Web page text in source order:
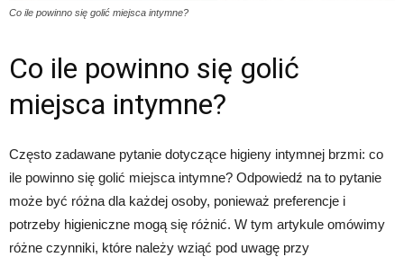
Co ile powinno się golić miejsca intymne?
Co ile powinno się golić
miejsca intymne?
Często zadawane pytanie dotyczące higieny intymnej brzmi: co
ile powinno się golić miejsca intymne? Odpowiedź na to pytanie
może być różna dla każdej osoby, ponieważ preferencje i
potrzeby higieniczne mogą się różnić. W tym artykule omówimy
różne czynniki, które należy wziąć pod uwagę przy